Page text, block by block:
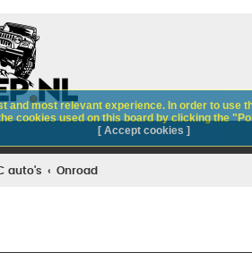
auto's Onroad
and most relevant experience. In order to use
cookies used on this board by clicking the
[ Accept cookies ]